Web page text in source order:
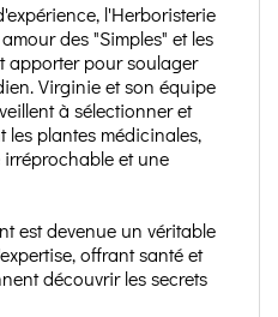
l'Herboristerie
des "Simples" et les
apporter pour soulager
Virginie et son équipe
à sélectionner et
les plantes médicinales,
et une
est devenue un véritable
offrant santé et
découvrir les secrets